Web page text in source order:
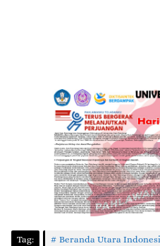
Tag: Beranda Utara